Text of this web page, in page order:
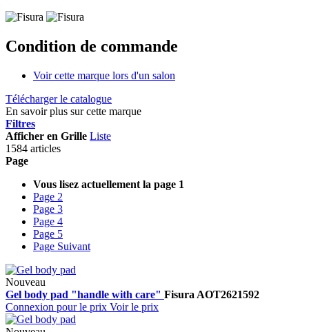
Condition de commande
Voir cette marque lors d'un salon
Télécharger le catalogue
En savoir plus sur cette marque
Filtres
Afficher en Grille Liste
1584 articles
Page
Vous lisez actuellement la page 1
Page 2
Page 3
Page 4
Page 5
Page Suivant
Nouveau
Gel body pad "handle with care" Fisura AOT2621592
Connexion pour le prix Voir le prix